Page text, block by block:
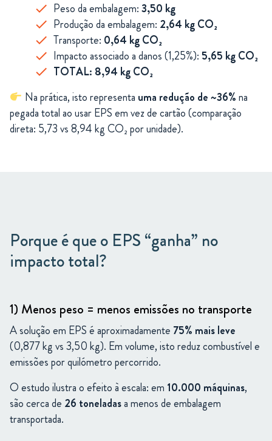
Peso da embalagem:3,50 kg
Produção da embalagem: 2,64 kg CO₂
Transporte: 0,64 kg CO₂
Impacto associado a danos (1,25%): 5,65 kg CO₂
TOTAL: 8,94 kg CO₂
Na prática, isto representa uma redução de ~36%na
pegada total ao usar EPS em vez de cartão (comparação
direta: 5,73 vs 8,94 kg CO₂ por unidade).
Porque é que o EPS “ganha” no
impacto total?
1) Menos peso = menos emissões no transporte
A solução em EPS é aproximadamente 75% mais leve
(0,877 kg vs 3,50 kg). Em volume, isto reduz combustível e
emissões por quilómetro percorrido.
O estudo ilustra o efeito à escala: em 10.000 máquinas,
são cerca de 26 toneladasa menos de embalagem
transportada.